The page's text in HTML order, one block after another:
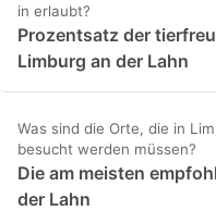
in erlaubt?
Prozentsatz der
Limburg an der Lahn
Was sind die Orte, die in
besucht werden müssen?
Die am meisten
der Lahn